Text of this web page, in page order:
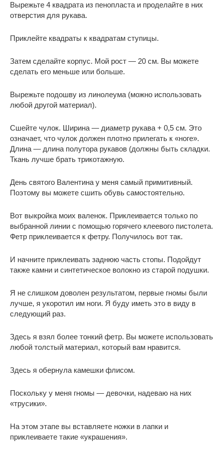
Вырежьте 4 квадрата из пенопласта и проделайте в них
отверстия для рукава.
Приклейте квадраты к квадратам ступицы.
Затем сделайте корпус. Мой рост — 20 см. Вы можете
сделать его меньше или больше.
Вырежьте подошву из линолеума (можно использовать
любой другой материал).
Сшейте чулок. Ширина — диаметр рукава + 0,5 см. Это
означает, что чулок должен плотно прилегать к «ноге».
Длина — длина полутора рукавов (должны быть складки.
Ткань лучше брать трикотажную.
День святого Валентина у меня самый примитивный.
Поэтому вы можете сшить обувь самостоятельно.
Вот выкройка моих валенок. Приклеивается только по
выбранной линии с помощью горячего клеевого пистолета.
Фетр приклеивается к фетру. Получилось вот так.
И начните приклеивать заднюю часть стопы. Подойдут
также камни и синтетическое волокно из старой подушки.
Я не слишком доволен результатом, первые гномы были
лучше, я укоротил им ноги. Я буду иметь это в виду в
следующий раз.
Здесь я взял более тонкий фетр. Вы можете использовать
любой толстый материал, который вам нравится.
Здесь я обернула камешки флисом.
Поскольку у меня гномы — девочки, надеваю на них
«трусики».
На этом этапе вы вставляете ножки в лапки и
приклеиваете такие «украшения».